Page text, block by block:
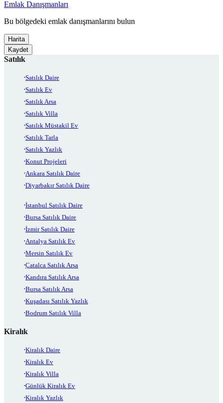
Emlak Danışmanları
Bu bölgedeki emlak danışmanlarını bulun
Harita
Kaydet
Satılık
Satılık Daire
Satılık Ev
Satılık Arsa
Satılık Villa
Satılık Müstakil Ev
Satılık Tarla
Satılık Yazlık
Konut Projeleri
Ankara Satılık Daire
Diyarbakır Satılık Daire
İstanbul Satılık Daire
Bursa Satılık Daire
İzmir Satılık Daire
Antalya Satılık Ev
Mersin Satılık Ev
Çatalca Satılık Arsa
Kandıra Satılık Arsa
Bursa Satılık Arsa
Kuşadası Satılık Yazlık
Bodrum Satılık Villa
Kiralık
Kiralık Daire
Kiralık Ev
Kiralık Villa
Günlük Kiralık Ev
Kiralık Yazlık